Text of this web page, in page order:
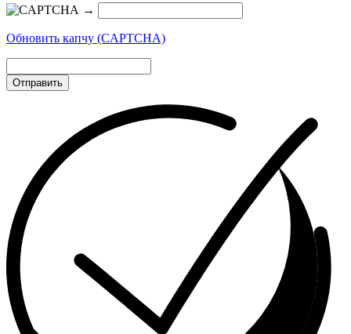
→
Обновить капчу (CAPTCHA)
Отправить